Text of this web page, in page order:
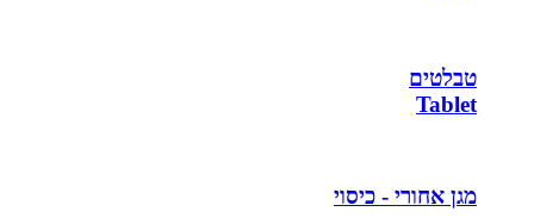
טבלטים
Tablet
מגן אחורי - כיסוי